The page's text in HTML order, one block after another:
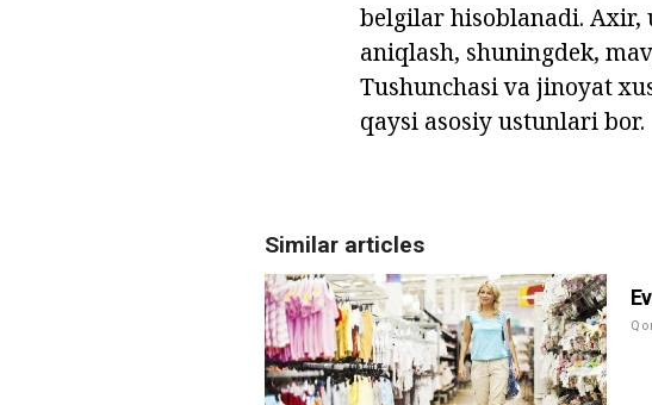
belgilar hisoblanadi.
aniqlash, shuningdek,
Tushunchasi va jinoyat
qaysi asosiy ustunlari bor.
Similar articles